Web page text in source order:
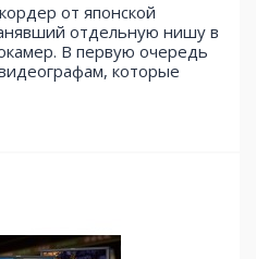
от японской
отдельную нишу в
В первую очередь
которые